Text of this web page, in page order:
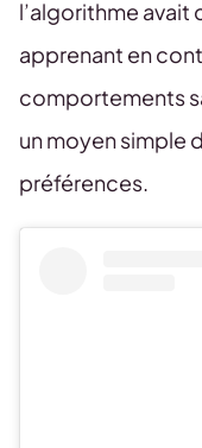
l’algorithme avait
apprenant en
comportements
un moyen simple
préférences.